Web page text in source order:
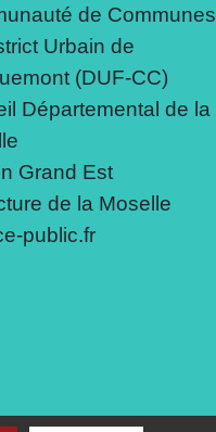
de Communes
Urbain de
(DUF-CC)
Départemental de la
Grand Est
de la Moselle
public.fr